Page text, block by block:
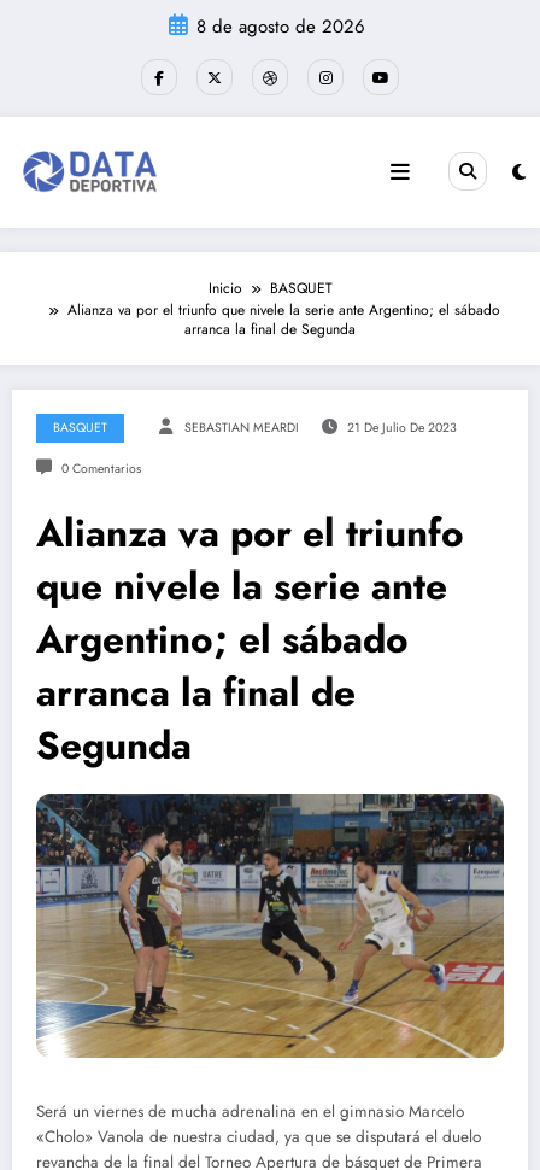
8 de agosto de 2026
Inicio
BASQUET
Alianza va por el triunfo que nivele la serie ante Argentino; el sábado
arranca la final de Segunda
BASQUET SEBASTIAN MEARDI 21 De Julio De 2023
0 Comentarios
Alianza va por el triunfo
que nivele la serie ante
Argentino; el sábado
arranca la final de
Segunda
Será un viernes de mucha adrenalina en el gimnasio Marcelo
«Cholo» Vanola de nuestra ciudad, ya que se disputará el duelo
revancha de la final del Torneo Apertura de básquet de Primera